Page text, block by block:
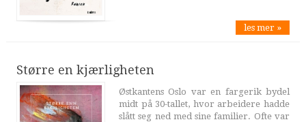
les mer »
Større en kjærligheten
Østkantens Oslo var en fargerik bydel
midt på 30-tallet, hvor arbeidere hadde
slått seg ned med sine familier. Ofte var